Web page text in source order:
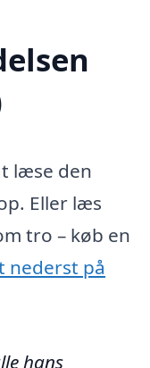
læse den
Eller læs
tro – køb en
nederst på
hans